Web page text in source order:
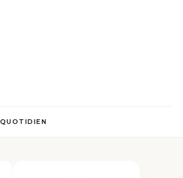
QUOTIDIEN